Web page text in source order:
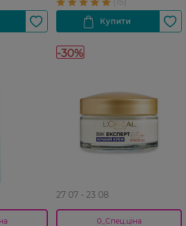
-30%
27 07 - 23 08
0_Спец.ціна